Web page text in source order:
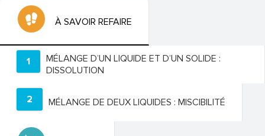
FICHES DE COURS
À SAVOIR REFAIRE
1
MÉLANGE D’UN LIQUIDE ET D’UN SOLIDE :
DISSOLUTION
2 MÉLANGE DE DEUX LIQUIDES : MISCIBILITÉ